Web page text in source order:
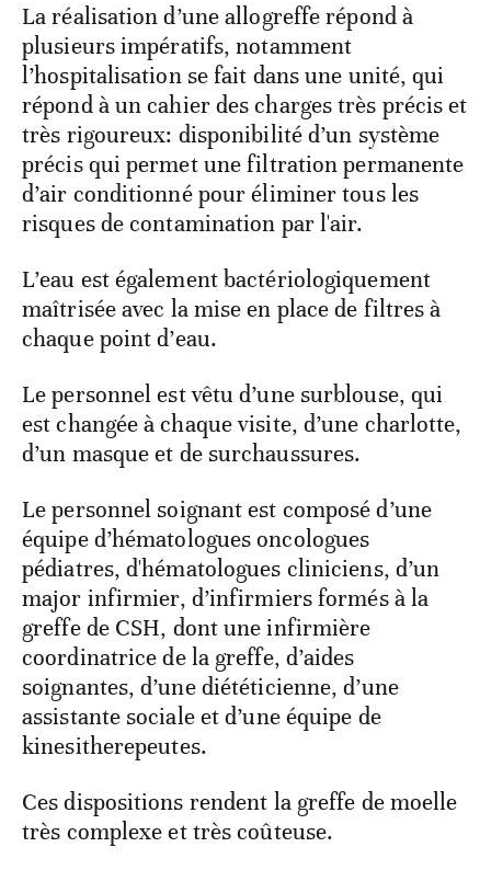
La réalisation d’une allogreffe répond à
plusieurs impératifs, notamment
l’hospitalisation se fait dans une unité, qui
répond à un cahier des charges très précis et
très rigoureux: disponibilité d’un système
précis qui permet une filtration permanente
d’air conditionné pour éliminer tous les
risques de contamination par l'air.
L’eau est également bactériologiquement
maîtrisée avec la mise en place de filtres à
chaque point d’eau.
Le personnel est vêtu d’une surblouse, qui
est changée à chaque visite, d’une charlotte,
d’un masque et de surchaussures.
Le personnel soignant est composé d’une
équipe d’hématologues oncologues
pédiatres, d'hématologues cliniciens, d’un
major infirmier, d’infirmiers formés à la
greffe de CSH, dont une infirmière
coordinatrice de la greffe, d’aides
soignantes, d’une diététicienne, d’une
assistante sociale et d’une équipe de
kinesitherepeutes.
Ces dispositions rendent la greffe de moelle
très complexe et très coûteuse.